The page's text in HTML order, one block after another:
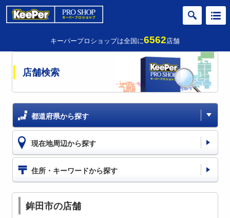
キーパープロショップは全国に6562店舗
店舗検索
都道府県から探す
現在地周辺から探す
住所・キーワードから探す
鉾田市の店舗